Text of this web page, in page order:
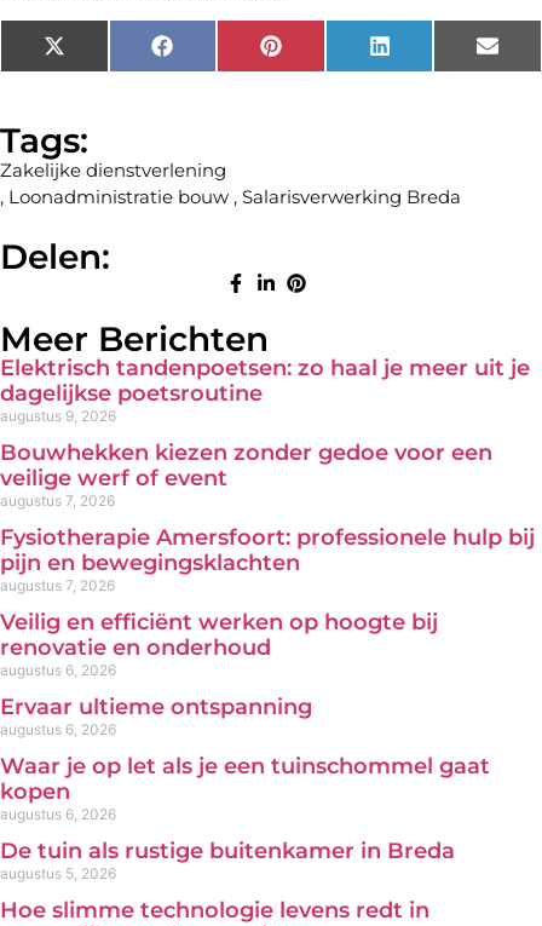
X
(Twitter)
Facebook Pinterest LinkedIn
Tags:
Zakelijke dienstverlening
, Loonadministratie bouw , Salarisverwerking Breda
Delen:
Meer Berichten
Elektrisch tandenpoetsen: zo haal je meer uit je
dagelijkse poetsroutine
augustus 9, 2026
Bouwhekken kiezen zonder gedoe voor een
veilige werf of event
augustus 7, 2026
Fysiotherapie Amersfoort: professionele hulp bij
pijn en bewegingsklachten
augustus 7, 2026
Veilig en efficiënt werken op hoogte bij
renovatie en onderhoud
augustus 6, 2026
Ervaar ultieme ontspanning
augustus 6, 2026
Waar je op let als je een tuinschommel gaat
kopen
augustus 6, 2026
De tuin als rustige buitenkamer in Breda
augustus 5, 2026
Hoe slimme technologie levens redt in